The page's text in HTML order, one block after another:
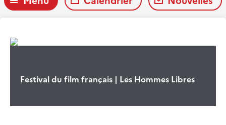
Festival du film français | Les Hommes Libres